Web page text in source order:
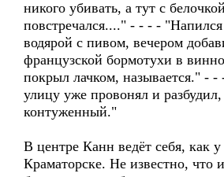
никого убивать, а тут с белочкой
повстречался...." - - - - "Напился
водярой с пивом, вечером
французской бормотухи в
покрыл лачком, называется." -
улицу уже провонял и
контуженный."
В центре Канн ведёт себя, как у
Краматорске. Не известно, что